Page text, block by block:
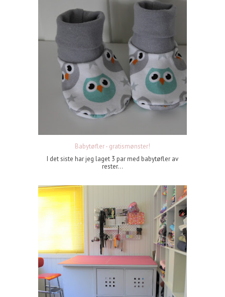
Babytøfler - gratismønster!
I det siste har jeg laget 3 par med babytøfler av
rester...